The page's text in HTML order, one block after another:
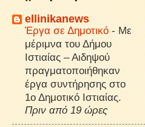
ellinikanews
Έργα σε Δημοτικό - Με
μέριμνα του Δήμου
Ιστιαίας – Αιδηψού
πραγματοποιήθηκαν
έργα συντήρησης στο
1ο Δημοτικό Ιστιαίας.
Πριν από 19 ώρες